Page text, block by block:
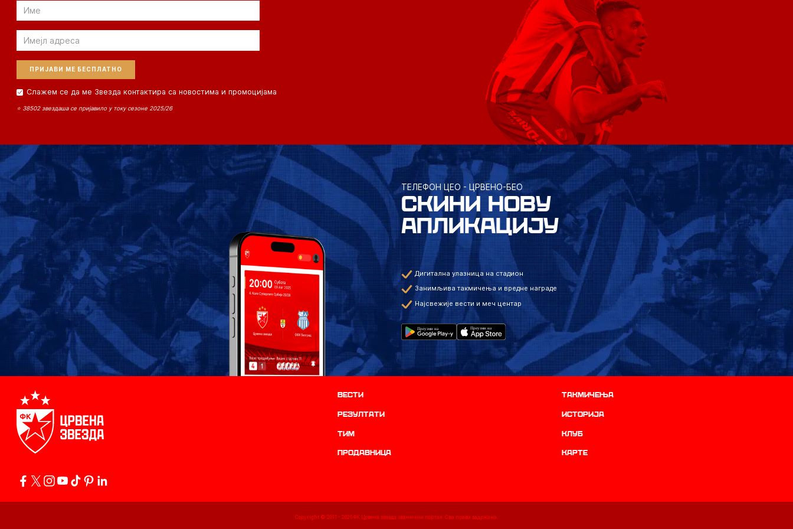
Email
Email
Слажем се да ме Звезда контактира са новостима и промоцијама
⭐ 38502 звездаша се пријавило у току сезоне 2025/26
ТЕЛЕФОН ЦЕО - ЦРВЕНО-БЕО
СКИНИ НОВУ
АПЛИКАЦИЈУ
Дигитална улазница на стадион
Занимљива такмичења и вредне награде
Најсвежије вести и меч центар
Вести Такмичења
резултати историја
ТИМ Клуб
продавница Карте
Copyright © 2011 - 2026ФК Црвена звезда званични портал. Сва права задржана.